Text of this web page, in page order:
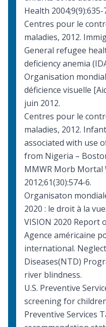
Health 2004;9(9):635-
Centres pour le
maladies, 2012.
General refugee
deficiency anemia
Organisation
déficience visuelle
juin 2012.
Centres pour le
maladies, 2012.
associated with use
from Nigeria –
MMWR Morb Mortal
2012;61(30):574-6.
Organisaton
2020 : le droit à la vue.
VISION 2020 Report
Agence américaine
international.
Diseases(NTD)
river blindness.
U.S. Preventive
screening for
Preventive Services